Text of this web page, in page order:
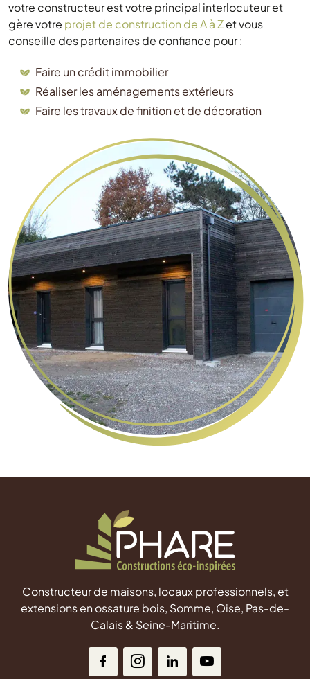
votre constructeur est votre principal interlocuteur et
gère votre projet de construction de A à Zet vous
conseille des partenaires de confiance pour :
Faire un crédit immobilier
Réaliser les aménagements extérieurs
Faire les travaux de finition et de décoration
Constructeur de maisons, locaux professionnels, et
extensions en ossature bois, Somme, Oise, Pas-de-
Calais & Seine-Maritime.